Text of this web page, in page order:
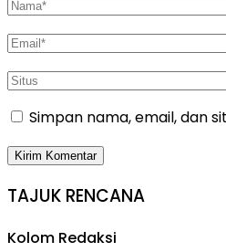
Simpan nama, email, dan
TAJUK RENCANA
Kolom Redaksi